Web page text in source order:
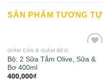
SẢN PHẨM TƯƠNG TỰ
Wishlist
GIẢM CÂN & GIẢM BÉO
Bộ: 2 Sữa Tắm Olive, Sữa &
Bơ 400ml
400,000₫